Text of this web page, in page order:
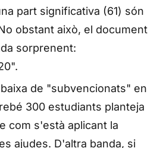
part significativa (61) són
obstant això, el document
sorprenent:
de "subvencionats" en
300 estudiants planteja
com s'està aplicant la
ajudes. D'altra banda, si